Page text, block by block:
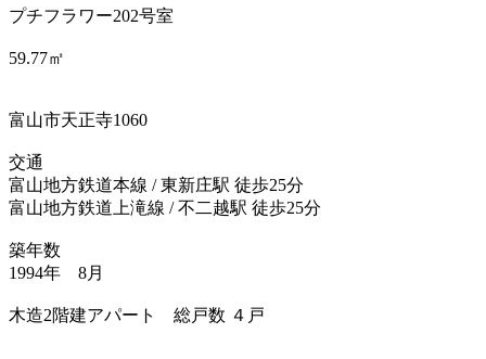
プチフラワー202号室
59.77㎡
富山市天正寺1060
交通
富山地方鉄道本線 / 東新庄駅 徒歩25分
富山地方鉄道上滝線 / 不二越駅 徒歩25分
築年数
1994年 8月
木造2階建アパート 総戸数 ４戸